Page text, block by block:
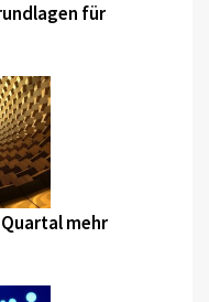
für
mehr